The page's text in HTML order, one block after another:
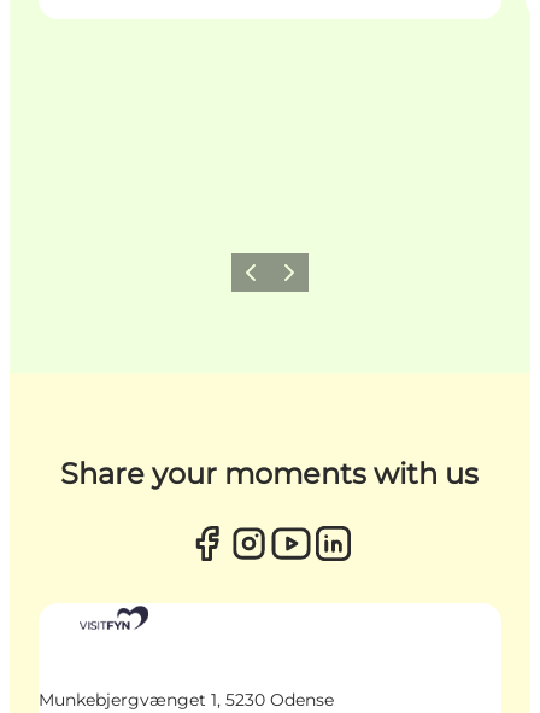
ZurückWeiter
Share your moments with us
Munkebjergvænget 1, 5230 Odense